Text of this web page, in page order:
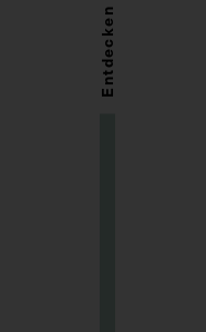
Entdecken